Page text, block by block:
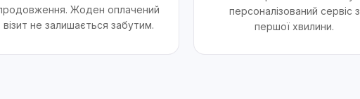
Жоден оплачений
візит не залишається забутим.
персоналізований сервіс з
першої хвилини.